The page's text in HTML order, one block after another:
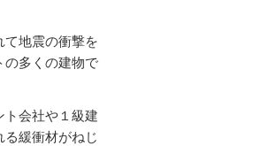
て地震の衝撃を
の多くの建物で
ト会社や１級建
緩衝材がねじ